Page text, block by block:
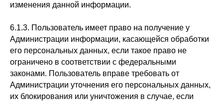
изменения данной информации.
6.1.3. Пользователь имеет право на получение у
Администрации информации, касающейся обработки
его персональных данных, если такое право не
ограничено в соответствии с федеральными
законами. Пользователь вправе требовать от
Администрации уточнения его персональных данных,
их блокирования или уничтожения в случае, если